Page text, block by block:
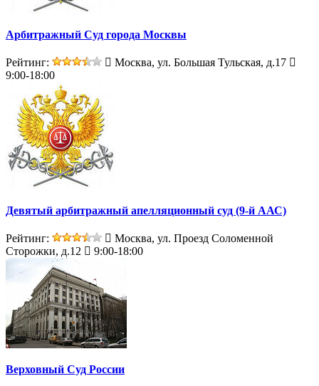
Арбитражный Суд города Москвы
Рейтинг:
Москва, ул. Большая Тульская, д.17
9:00-18:00
Девятый арбитражный апелляционный суд (9-й ААС)
Рейтинг:
Москва, ул. Проезд Соломенной
Сторожки, д.12
9:00-18:00
Верховный Суд России